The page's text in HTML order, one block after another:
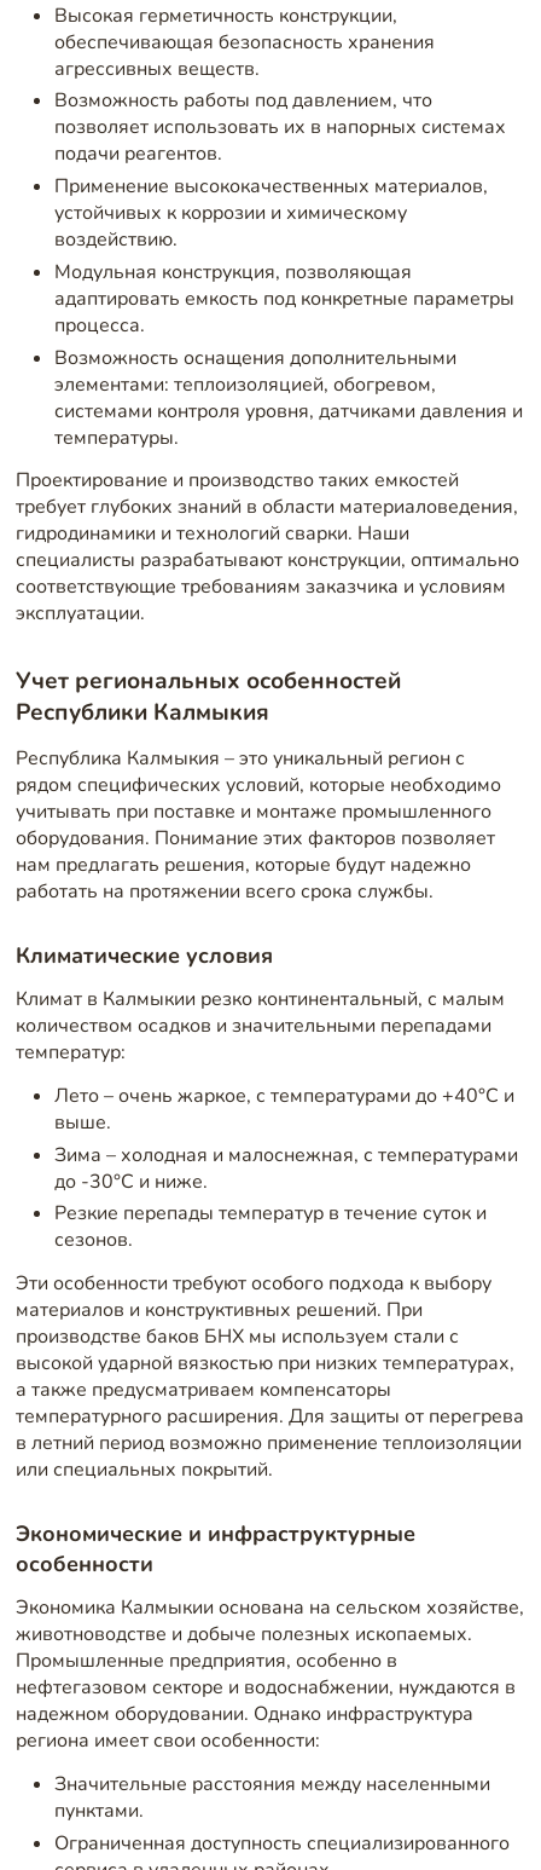
Высокая герметичность конструкции,
обеспечивающая безопасность хранения
агрессивных веществ.
Возможность работы под давлением, что
позволяет использовать их в напорных системах
подачи реагентов.
Применение высококачественных материалов,
устойчивых к коррозии и химическому
воздействию.
Модульная конструкция, позволяющая
адаптировать емкость под конкретные параметры
процесса.
Возможность оснащения дополнительными
элементами: теплоизоляцией, обогревом,
системами контроля уровня, датчиками давления и
температуры.
Проектирование и производство таких емкостей
требует глубоких знаний в области материаловедения,
гидродинамики и технологий сварки. Наши
специалисты разрабатывают конструкции, оптимально
соответствующие требованиям заказчика и условиям
эксплуатации.
Учет региональных особенностей
Республики Калмыкия
Республика Калмыкия – это уникальный регион с
рядом специфических условий, которые необходимо
учитывать при поставке и монтаже промышленного
оборудования. Понимание этих факторов позволяет
нам предлагать решения, которые будут надежно
работать на протяжении всего срока службы.
Климатические условия
Климат в Калмыкии резко континентальный, с малым
количеством осадков и значительными перепадами
температур:
Лето – очень жаркое, с температурами до +40°C и
выше.
Зима – холодная и малоснежная, с температурами
до -30°C и ниже.
Резкие перепады температур в течение суток и
сезонов.
Эти особенности требуют особого подхода к выбору
материалов и конструктивных решений. При
производстве баков БНХ мы используем стали с
высокой ударной вязкостью при низких температурах,
а также предусматриваем компенсаторы
температурного расширения. Для защиты от перегрева
в летний период возможно применение теплоизоляции
или специальных покрытий.
Экономические и инфраструктурные
особенности
Экономика Калмыкии основана на сельском хозяйстве,
животноводстве и добыче полезных ископаемых.
Промышленные предприятия, особенно в
нефтегазовом секторе и водоснабжении, нуждаются в
надежном оборудовании. Однако инфраструктура
региона имеет свои особенности:
Значительные расстояния между населенными
пунктами.
Ограниченная доступность специализированного